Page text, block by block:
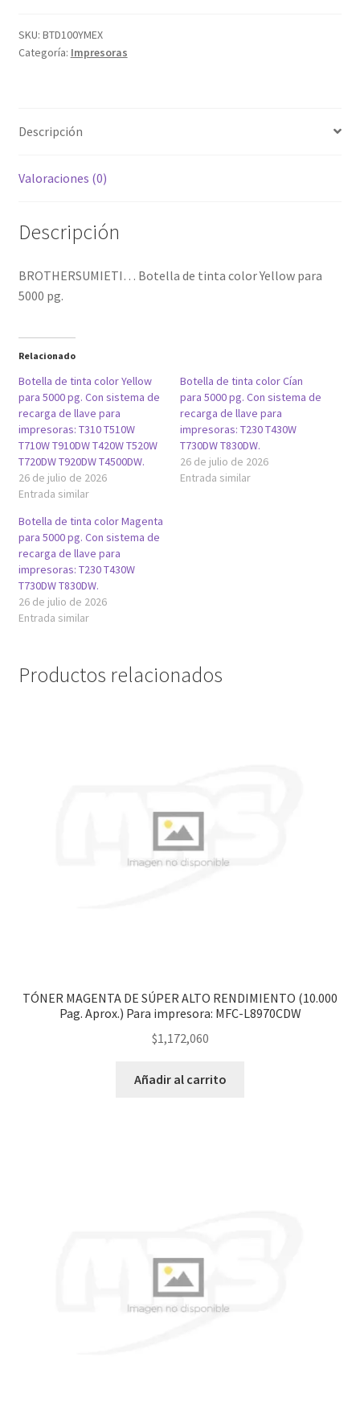
pg.
Con
de
para
T430W
T830DW.
cantidad
SKU: BTD100YMEX
Categoría: Impresoras
Descripción
Valoraciones (0)
Descripción
BROTHERSUMIETI… Botella de tinta color Yellow para
5000 pg.
Relacionado
Botella de tinta color Yellow
para 5000 pg. Con sistema de
recarga de llave para
impresoras: T310 T510W
T710W T910DW T420W T520W
T720DW T920DW T4500DW.
26 de julio de 2026
Entrada similar
Botella de tinta color Cían
para 5000 pg. Con sistema de
recarga de llave para
impresoras: T230 T430W
T730DW T830DW.
26 de julio de 2026
Entrada similar
Botella de tinta color Magenta
para 5000 pg. Con sistema de
recarga de llave para
impresoras: T230 T430W
T730DW T830DW.
26 de julio de 2026
Entrada similar
Productos relacionados
TÓNER MAGENTA DE SÚPER ALTO RENDIMIENTO (10.000
Pag. Aprox.) Para impresora: MFC-L8970CDW
$1,172,060
Añadir al carrito